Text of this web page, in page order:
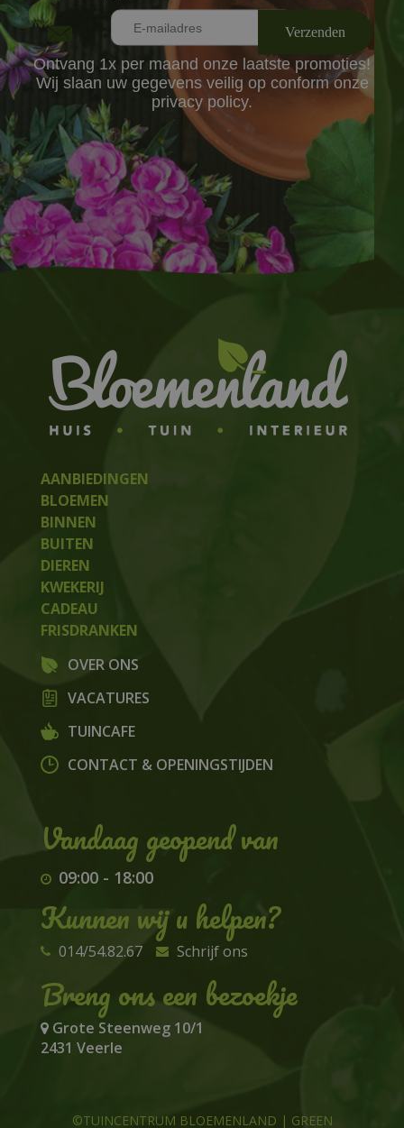
Ontvang 1x per maand onze laatste promoties!
Wij slaan uw gegevens veilig op conform onze
privacy policy.
AANBIEDINGEN
BLOEMEN
BINNEN
BUITEN
DIEREN
KWEKERIJ
CADEAU
FRISDRANKEN
OVER ONS
VACATURES
TUINCAFE
CONTACT & OPENINGSTIJDEN
09:00- 18:00
Kunnen wij u helpen?
014/54.82.67 Schrijf ons
Breng ons een bezoekje
Grote Steenweg 10/1
2431 Veerle
©TUINCENTRUM BLOEMENLAND | GREEN